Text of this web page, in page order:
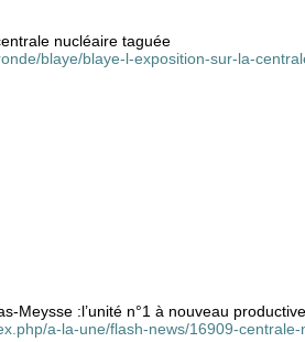
nucléaire taguée
blaye/blaye-l-exposition-sur-la-
Meysse :l’unité n°1 à nouveau productive
a-la-une/flash-news/16909-